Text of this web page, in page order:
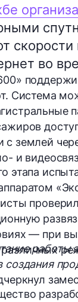
во
Система
землей
и
этапа
— при
работы
создания